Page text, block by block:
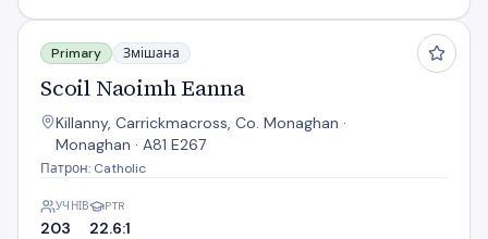
Scoil Naoimh Eanna
Primary Змішана
Scoil Naoimh Eanna
Killanny, Carrickmacross, Co. Monaghan ·
Monaghan · A81 E267
Патрон: Catholic
УЧНІВ
203
PTR
22.6:1